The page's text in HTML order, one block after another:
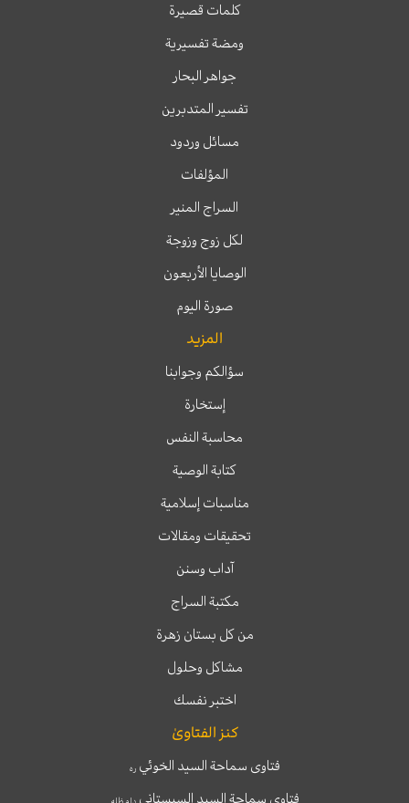
كلمات قصيرة
ومضة تفسيرية
جواهر البحار
تفسير المتدبرين
مسائل وردود
المؤلفات
السراج المنير
لكل زوج وزوجة
الوصايا الأربعون
صورة اليوم
المزيد
سؤالكم وجوابنا
إستخارة
محاسبة النفس
كتابة الوصية
مناسبات إسلامية
تحقيقات ومقالات
آداب وسنن
مكتبة السراج
من كل بستان زهرة
مشاكل وحلول
اختبر نفسك
كنز الفتاوىٰ
فتاوى سماحة السيد الخوئيره
فتاوى سماحة السيد السيستانيدام ظله